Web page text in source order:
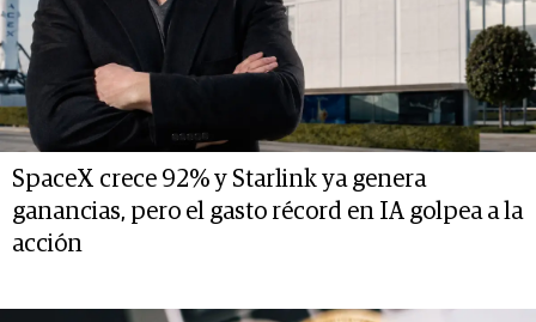
SpaceX crece 92% y Starlink ya genera
ganancias, pero el gasto récord en IA golpea a la
acción